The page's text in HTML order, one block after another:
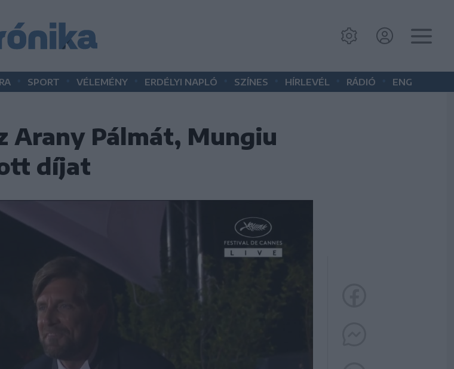
SPORT VÉLEMÉNY ERDÉLYI NAPLÓ SZÍNES HÍRLEVÉL RÁDIÓ ENG
Arany Pálmát, Mungiu
díjat